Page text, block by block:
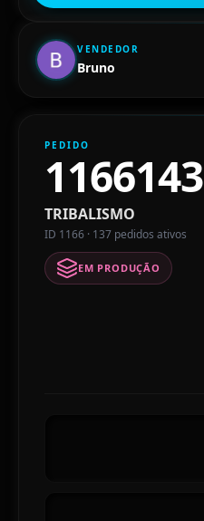
VENDEDOR
Bruno
PEDIDO
1166143
TRIBALISMO
ID 1166 · 137 pedidos ativos
EM PRODUÇÃO